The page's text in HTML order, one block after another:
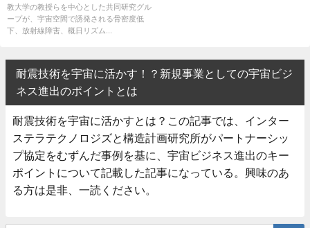
教大学の教授らを中心とした共同研究グル
ープが、宇宙空間で誘発される骨密度低
下、放射線障害、概日リズム...
耐震技術を宇宙に活かす！？新規事業としての宇宙ビジ
ネス進出のポイントとは
耐震技術を宇宙に活かすとは？この記事では、インター
ステラテクノロジズと構造計画研究所がパートナーシッ
プ協定をむずんだ事例を基に、宇宙ビジネス進出のキー
ポイントについて記載した記事になっている。興味のあ
る方は是非、一読ください。